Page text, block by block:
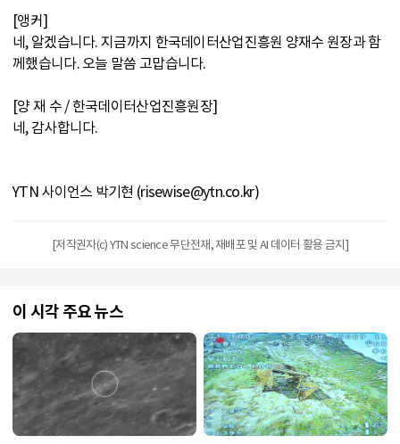
[앵커]
네, 알겠습니다. 지금까지 한국데이터산업진흥원 양재수 원장과 함
께했습니다. 오늘 말씀 고맙습니다.
[양 재 수 / 한국데이터산업진흥원장]
네, 감사합니다.
YTN 사이언스 박기현 (risewise@ytn.co.kr)
[저작권자(c) YTN science 무단전재, 재배포 및 AI 데이터 활용 금지]
이 시각 주요 뉴스